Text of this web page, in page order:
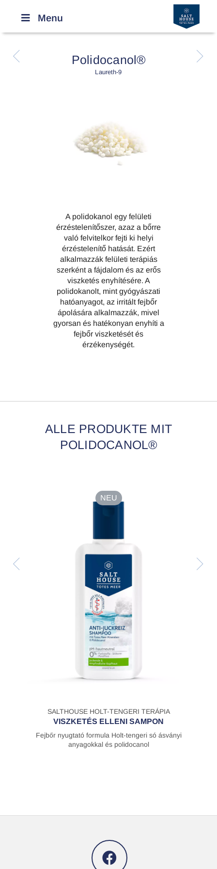
Menu
R r
Polidocanol®
Laureth-9
A polidokanol egy felületi
érzéstelenítőszer, azaz a bőrre
való felvitelkor fejti ki helyi
érzéstelenítő hatását. Ezért
alkalmazzák felületi terápiás
szerként a fájdalom és az erős
viszketés enyhítésére. A
polidokanolt, mint gyógyászati
hatóanyagot, az irritált fejbőr
ápolására alkalmazzák, mivel
gyorsan és hatékonyan enyhíti a
fejbőr viszketését és
érzékenységét.
ALLE PRODUKTE MIT
POLIDOCANOL®
R r
NEU
SALTHOUSE HOLT-TENGERI TERÁPIA
VISZKETÉS ELLENI SAMPON
Fejbőr nyugtató formula Holt-tengeri só ásványi
anyagokkal és polidocanol